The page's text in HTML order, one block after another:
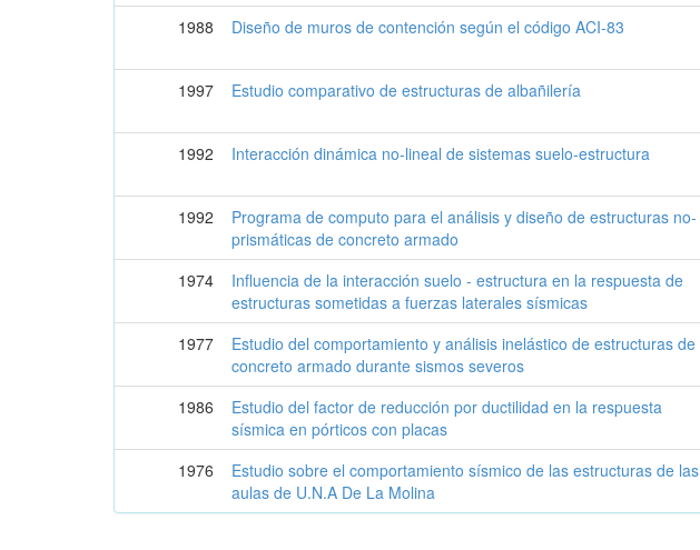
1988
Diseño de muros de contención según el código ACI-83
1997
Estudio comparativo de estructuras de albañilería
1992
Interacción dinámica no-lineal de sistemas suelo-estructura
1992
Programa de computo para el análisis y diseño de estructuras no-
prismáticas de concreto armado
1974
Influencia de la interacción suelo - estructura en la respuesta de
estructuras sometidas a fuerzas laterales sísmicas
1977
Estudio del comportamiento y análisis inelástico de estructuras de
concreto armado durante sismos severos
1986
Estudio del factor de reducción por ductilidad en la respuesta
sísmica en pórticos con placas
1976
Estudio sobre el comportamiento sísmico de las estructuras de las
aulas de U.N.A De La Molina